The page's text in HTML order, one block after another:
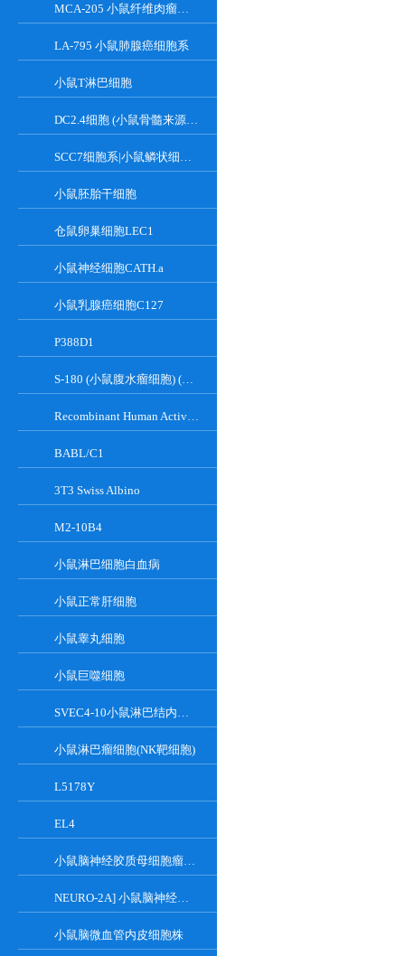
MCA-205 小鼠纤维肉瘤细胞系
LA-795 小鼠肺腺癌细胞系
小鼠T淋巴细胞
DC2.4细胞 (小鼠骨髓来源树突状细胞)
SCC7细胞系|小鼠鳞状细胞癌细胞
小鼠胚胎干细胞
仓鼠卵巢细胞LEC1
小鼠神经细胞CATH.a
小鼠乳腺癌细胞C127
P388D1
S-180 (小鼠腹水瘤细胞) (种属鉴定正确)
Recombinant Human Active Focal Adhesion Kinase
BABL/C1
3T3 Swiss Albino
M2-10B4
小鼠淋巴细胞白血病
小鼠正常肝细胞
小鼠睾丸细胞
小鼠巨噬细胞
SVEC4-10小鼠淋巴结内皮细胞
小鼠淋巴瘤细胞(NK靶细胞)
L5178Y
EL4
小鼠脑神经胶质母细胞瘤瘤株
NEURO-2A] 小鼠脑神经瘤细胞
小鼠脑微血管内皮细胞株